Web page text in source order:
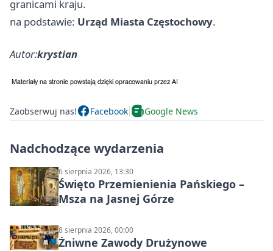
granicami kraju.
na podstawie: Urząd Miasta Częstochowy.
Autor:krystian
Zaobserwuj nas! Facebook Google News
Nadchodzące wydarzenia
6 sierpnia 2026, 13:30
Święto Przemienienia Pańskiego –
Msza na Jasnej Górze
8 sierpnia 2026, 00:00
Żniwne Zawody Drużynowe